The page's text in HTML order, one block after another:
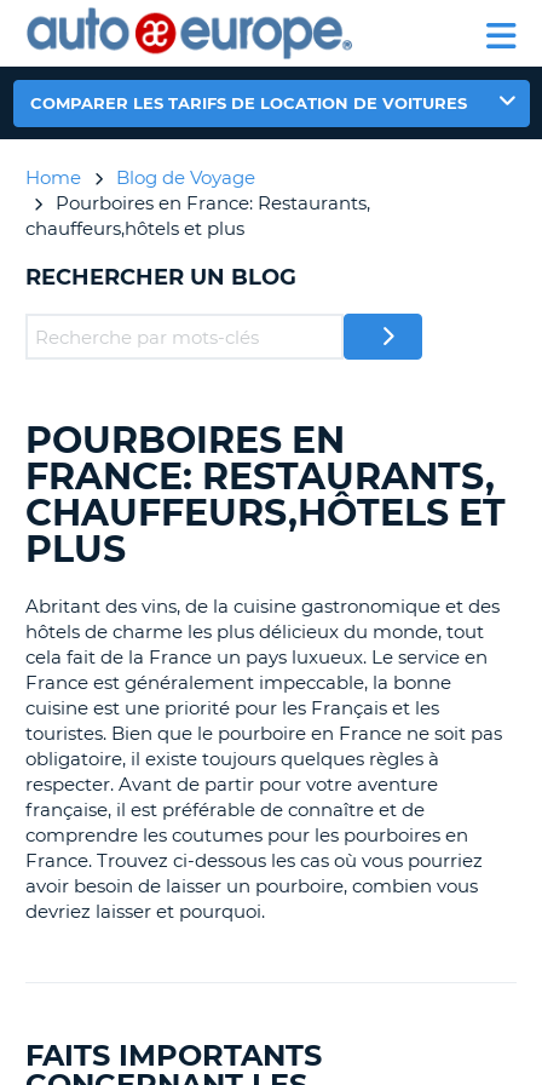
LOCATION
DE
VOITURES
CAMPING-
CAR
PARTENAIRE
SUPPORT
CLIENT
AUTO
EUROPE
LOCATION
DE
VOITURES
CAMPING-
CAR
PARTENAIRE
SUPPORT
MON
CANADA
LANGUAGE
COMPARER LES TARIFS DE LOCATION DE VOITURES
Home
Blog de Voyage
Pourboires en France: Restaurants,
chauffeurs,hôtels et plus
RECHERCHER UN BLOG
RECHERCHER
DES
BLOGS......
POURBOIRES EN
FRANCE: RESTAURANTS,
CHAUFFEURS,HÔTELS ET
PLUS
Abritant des vins, de la cuisine gastronomique et des
hôtels de charme les plus délicieux du monde, tout
cela fait de la France un pays luxueux. Le service en
France est généralement impeccable, la bonne
cuisine est une priorité pour les Français et les
touristes. Bien que le pourboire en France ne soit pas
obligatoire, il existe toujours quelques règles à
respecter. Avant de partir pour votre aventure
française, il est préférable de connaître et de
comprendre les coutumes pour les pourboires en
France. Trouvez ci-dessous les cas où vous pourriez
avoir besoin de laisser un pourboire, combien vous
devriez laisser et pourquoi.
FAITS IMPORTANTS